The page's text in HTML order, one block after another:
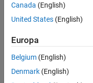
Canada (English)
United States (English)
Europa
Belgium (English)
Denmark (English)
Centro de confianza
Política de privacidad